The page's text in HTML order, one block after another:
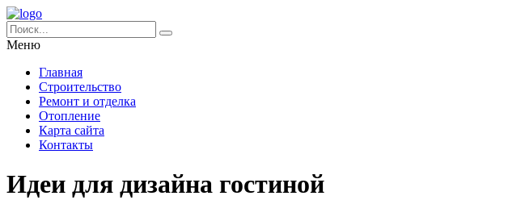
Меню
Главная
Строительство
Ремонт и отделка
Отопление
Карта сайта
Контакты
Идеи для дизайна гостиной